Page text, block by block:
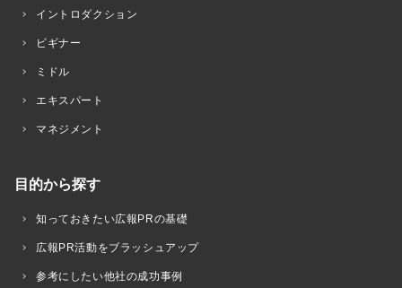
イントロダクション
ビギナー
ミドル
エキスパート
マネジメント
目的から探す
知っておきたい広報PRの基礎
広報PR活動をブラッシュアップ
参考にしたい他社の成功事例